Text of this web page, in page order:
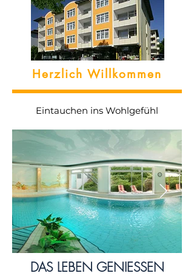
Herzlich Willkommen
Eintauchen ins Wohlgefühl
DAS LEBEN GENIESSEN